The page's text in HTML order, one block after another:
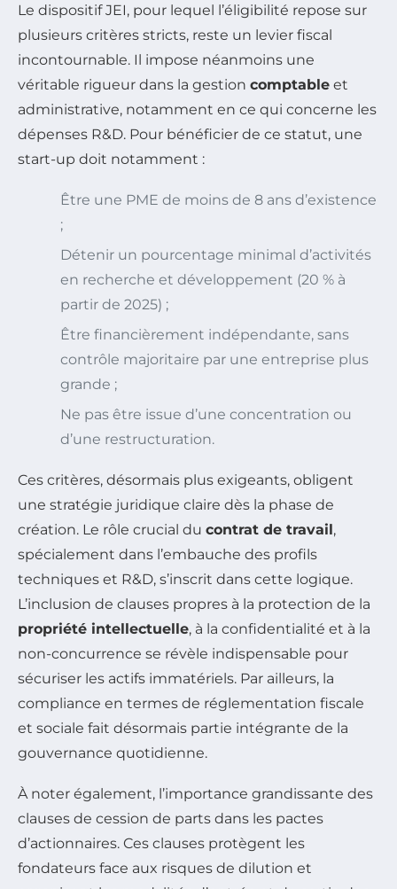
Le dispositif JEI, pour lequel l’éligibilité repose sur
plusieurs critères stricts, reste un levier fiscal
incontournable. Il impose néanmoins une
véritable rigueur dans la gestion comptable et
administrative, notamment en ce qui concerne les
dépenses R&D. Pour bénéficier de ce statut, une
start-up doit notamment :
Être une PME de moins de 8 ans d’existence
;
Détenir un pourcentage minimal d’activités
en recherche et développement (20 % à
partir de 2025) ;
Être financièrement indépendante, sans
contrôle majoritaire par une entreprise plus
grande ;
Ne pas être issue d’une concentration ou
d’une restructuration.
Ces critères, désormais plus exigeants, obligent
une stratégie juridique claire dès la phase de
création. Le rôle crucial du contrat de travail,
spécialement dans l’embauche des profils
techniques et R&D, s’inscrit dans cette logique.
L’inclusion de clauses propres à la protection de la
propriété intellectuelle, à la confidentialité et à la
non-concurrence se révèle indispensable pour
sécuriser les actifs immatériels. Par ailleurs, la
compliance en termes de réglementation fiscale
et sociale fait désormais partie intégrante de la
gouvernance quotidienne.
À noter également, l’importance grandissante des
clauses de cession de parts dans les pactes
d’actionnaires. Ces clauses protègent les
fondateurs face aux risques de dilution et